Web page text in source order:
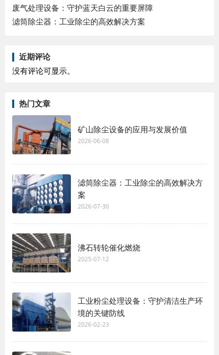
废气处理设备：守护蓝天白云的重要屏障
滤筒除尘器：工业除尘的高效解决方案
近期评论
没有评论可显示。
热门文章
矿山除尘设备的应用与发展价值
2026-06-08
滤筒除尘器：工业除尘的高效解决方
案
2026-07-30
沸石转轮催化燃烧
2025-07-12
工业粉尘处理设备：守护清洁生产环
境的关键防线
2026-02-23